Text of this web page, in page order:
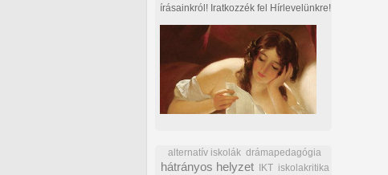
írásainkról! Iratkozzék fel Hírlevelünkre!
alternatív iskolák drámapedagógia
hátrányos helyzet IKT iskolakritika